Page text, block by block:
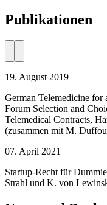
Publikationen
19. August 2019
German Telemedicine
Forum Selection and
Telemedical Contracts,
(zusammen mit M.
07. April 2021
Startup-Recht für
Strahl und K. von